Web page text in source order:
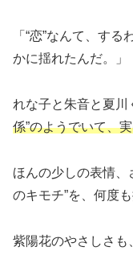
「“恋”なんて、す
かに揺れたんだ。」
れな子と朱音と夏川
係”のようでいて、
ほんの少しの表情、
のキモチ”を、何度
紫陽花のやさしさも